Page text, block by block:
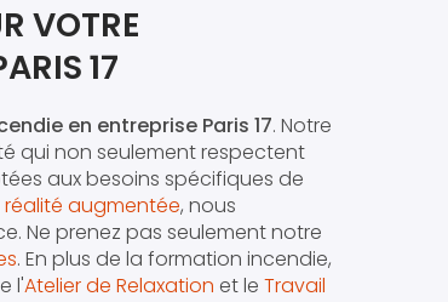
VOTRE
17
en entreprise Paris 17. Notre
qui non seulement respectent
aux besoins spécifiques de
réalité augmentée, nous
Ne prenez pas seulement notre
. En plus de la formation incendie,
l'Atelier de Relaxation et le Travail